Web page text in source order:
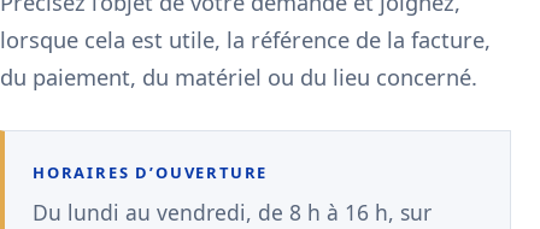
lorsque cela est utile, la référence de la facture,
du paiement, du matériel ou du lieu concerné.
HORAIRES D’OUVERTURE
Du lundi au vendredi, de 8 h à 16 h, sur